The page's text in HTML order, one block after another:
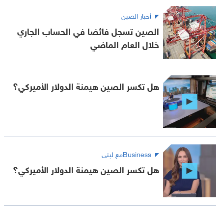
أخبار الصين
الصين تسجل فائضا في الحساب الجاري
خلال العام الماضي
هل تكسر الصين هيمنة الدولار الأميركي؟
Businessمع لبنى
هل تكسر الصين هيمنة الدولار الأميركي؟